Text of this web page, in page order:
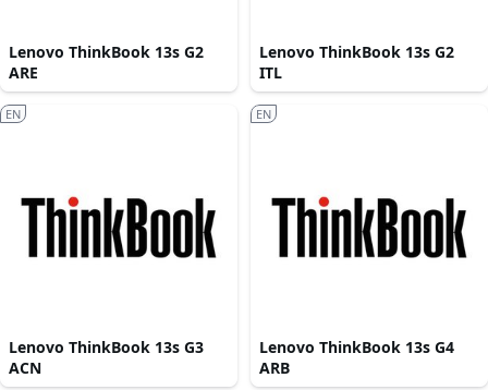
Lenovo ThinkBook 13s G2
ARE
Lenovo ThinkBook 13s G2
ITL
Lenovo ThinkBook 13s G3
ACN
EN
Lenovo ThinkBook 13s G4
ARB
EN